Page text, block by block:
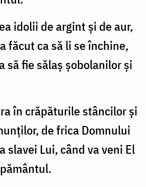
idolii de argint şi de aur,
făcut ca să li se închine,
să fie sălaş şobolanilor şi
în crăpăturile stâncilor şi
de frica Domnului
slavei Lui, când va veni El